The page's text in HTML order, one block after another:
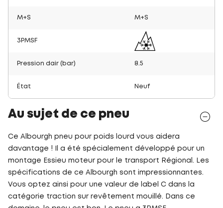
M+S M+S
3PMSF
Pression dair (bar) 8.5
État Neuf
Au sujet de ce pneu
Ce Albourgh pneu pour poids lourd vous aidera
davantage ! Il a été spécialement développé pour un
montage Essieu moteur pour le transport Régional. Les
spécifications de ce Albourgh sont impressionnantes.
Vous optez ainsi pour une valeur de label C dans la
catégorie traction sur revêtement mouillé. Dans ce